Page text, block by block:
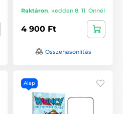
Raktáron, kedden 8. 11. Önnél
4 900 Ft
Összehasonlítás
Alap